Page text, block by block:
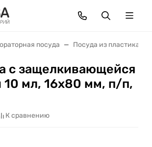
посуда Посуда из пластика
с защелкивающейся
мл, 16х80 мм, п/п,
К сравнению